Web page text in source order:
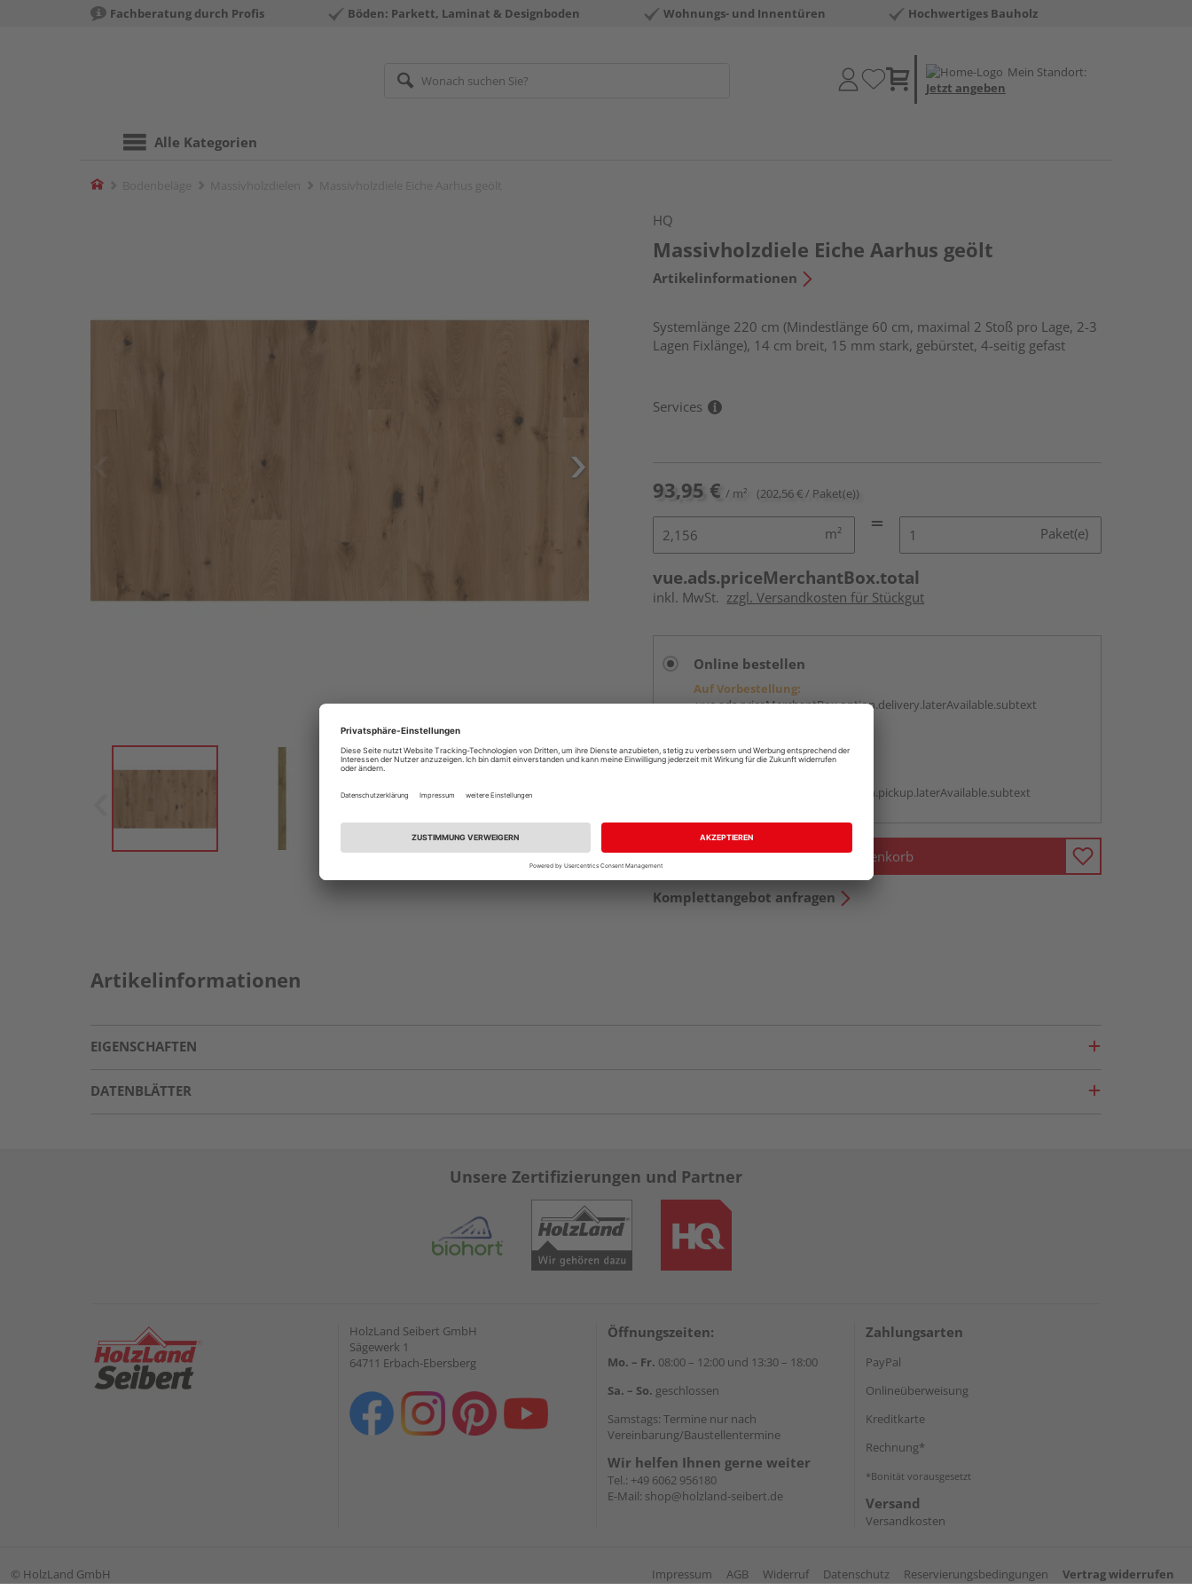
Fachberatung durch Profis Böden: Parkett, Laminat & Designboden Wohnungs- und Innentüren Hochwertiges Bauholz
Mein Standort:
Jetzt angeben
Alle Kategorien
Home
HQ
Massivholzdiele Eiche Aarhus geölt
Artikelinformationen
Systemlänge 220 cm (Mindestlänge 60 cm, maximal 2 Stoß pro Lage, 2-3
Lagen Fixlänge), 14 cm breit, 15 mm stark, gebürstet, 4-seitig gefast
Services
93,95 € / m² (202,56 € / Paket(e))
m² Paket(e)
vue.ads.priceMerchantBox.total
inkl. MwSt. zzgl. Versandkosten für Stückgut
Online bestellen
Auf Vorbestellung:
vue.ads.priceMerchantBox.option.delivery.laterAvailable.subtext
Beim Händler abholen
vue.ads.priceMerchantBox.option.pickup.laterAvailable.subtext
In den Warenkorb
Komplettangebot anfragen
Artikelinformationen
EIGENSCHAFTEN
DATENBLÄTTER
Unsere Zertifizierungen und Partner
HolzLand Seibert GmbH
Sägewerk 1
64711 Erbach-Ebersberg
Öffnungszeiten:
Mo. – Fr. 08:00 – 12:00 und 13:30 – 18:00
Sa. – So. geschlossen
Samstags: Termine nur nach
Vereinbarung/Baustellentermine
Wir helfen Ihnen gerne weiter
Tel.: +49 6062 956180
E-Mail: shop@holzland-seibert.de
Zahlungsarten
PayPal
Onlineüberweisung
Kreditkarte
Rechnung*
*Bonität vorausgesetzt
Versand
Versandkosten
© HolzLand GmbH Impressum AGB Widerruf Datenschutz Reservierungsbedingungen Vertrag widerrufen